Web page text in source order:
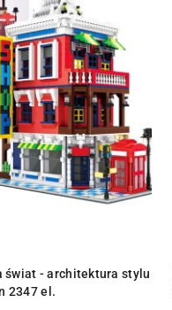
świat - architektura stylu
2347 el.
DO KOSZYKA